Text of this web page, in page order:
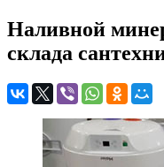
Наливной
склада